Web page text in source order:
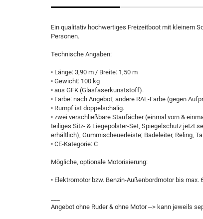
Ein qualitativ hochwertiges Freizeitboot mit kleinem
Personen.
Technische Angaben:
• Länge: 3,90 m / Breite: 1,50 m
• Gewicht: 100 kg
• aus GFK (Glasfaserkunststoff).
• Farbe: nach Angebot; andere RAL-Farbe (gegen
• Rumpf ist doppelschalig.
• zwei verschließbare Staufächer (einmal vorn &
teiliges Sitz- & Liegepolster-Set, Spiegelschutz jetzt
erhältlich), Gummischeuerleiste; Badeleiter, Reling,
• CE-Kategorie: C
Mögliche, optionale Motorisierung:
• Elektromotor bzw. Benzin-Außenbordmotor bis max.
Angebot ohne Ruder & ohne Motor --> kann jeweils